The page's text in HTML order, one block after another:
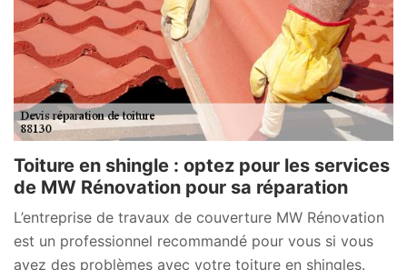
Toiture en shingle : optez pour les services
de MW Rénovation pour sa réparation
L’entreprise de travaux de couverture MW Rénovation
est un professionnel recommandé pour vous si vous
avez des problèmes avec votre toiture en shingles.